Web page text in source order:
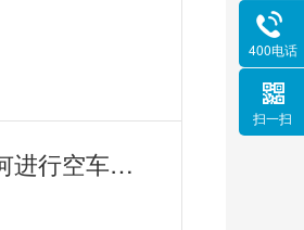
鑫钻小知识 | 进行压力开关设定时应注意哪些问题？如何进行空车重车压力设定？（上）
400电话
扫一扫